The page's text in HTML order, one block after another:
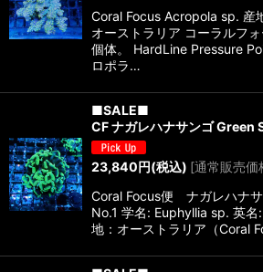
Coral Focus Acropola sp. 産
オーストラリア コーラルフ
個体。 HardLine Pressure
ロポラ…
■SALE■
CF ナガレハナサンゴ Green
23,840円(税込) [通常販売価
Coral Focus便 ナガレハナ
No.1 学名: Euphyllia sp. 英
地：オーストラリア（Coral